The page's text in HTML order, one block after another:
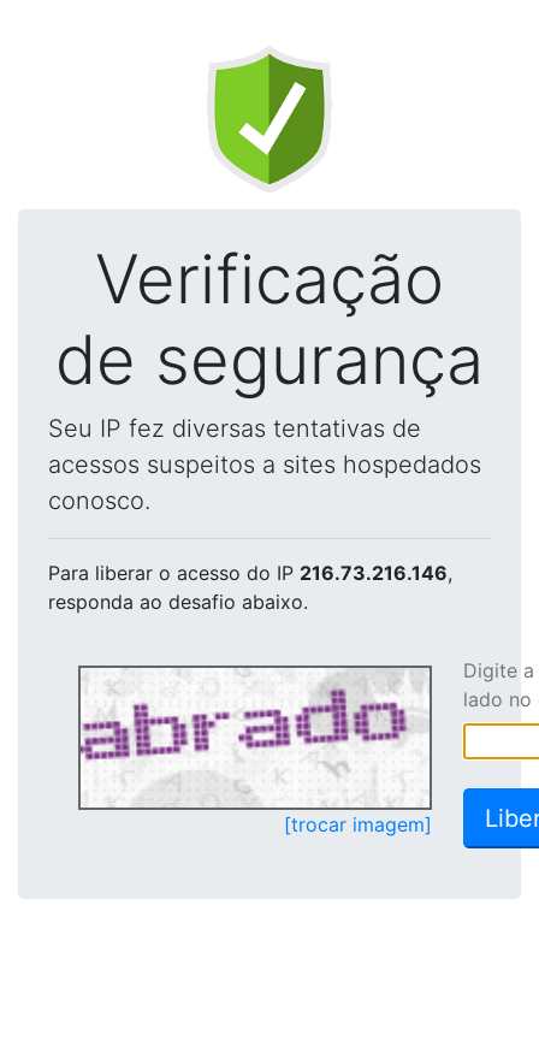
Verificação
de segurança
Seu IP fez diversas tentativas de
acessos suspeitos a sites hospedados
conosco.
Para liberar o acesso do IP 216.73.216.146,
responda ao desafio abaixo.
[trocar imagem]
Digite
lado no